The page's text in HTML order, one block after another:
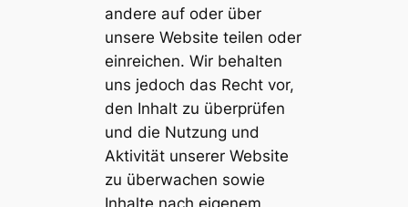
andere auf oder über
unsere Website teilen oder
einreichen. Wir behalten
uns jedoch das Recht vor,
den Inhalt zu überprüfen
und die Nutzung und
Aktivität unserer Website
zu überwachen sowie
Inhalte nach eigenem